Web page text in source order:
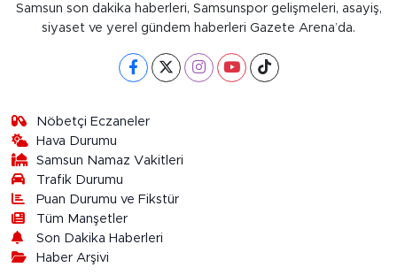
Samsun son dakika haberleri, Samsunspor gelişmeleri, asayiş,
siyaset ve yerel gündem haberleri Gazete Arena’da.
Nöbetçi Eczaneler
Hava Durumu
Samsun Namaz Vakitleri
Trafik Durumu
Puan Durumu ve Fikstür
Tüm Manşetler
Son Dakika Haberleri
Haber Arşivi